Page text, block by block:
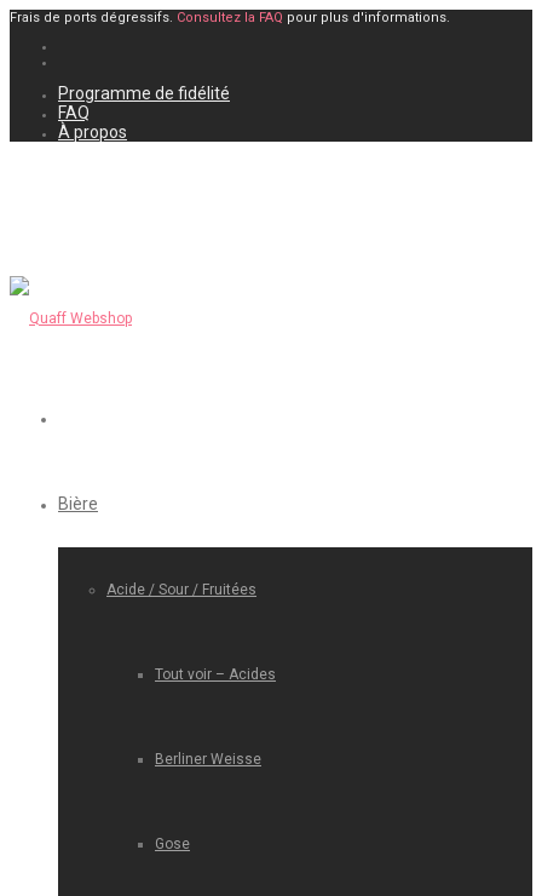
Frais de ports dégressifs. Consultez la FAQ pour plus d'informations.
Programme de fidélité
FAQ
À propos
Bière
Acide / Sour / Fruitées
Tout voir – Acides
Berliner Weisse
Gose